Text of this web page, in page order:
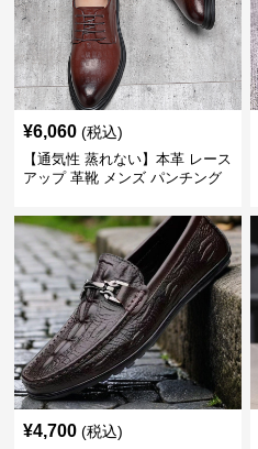
¥6,060 (税込)
【通気性 蒸れない】本革 レース
アップ 革靴 メンズ パンチング
い 営業
¥4,700 (税込)